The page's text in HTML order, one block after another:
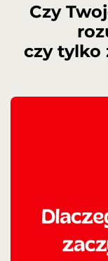
Czy
czy tylko